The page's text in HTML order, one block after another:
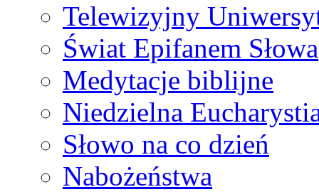
Telewizyjny
Świat Epifanem Słowa
Medytacje biblijne
Niedzielna
Słowo na co dzień
Nabożeństwa